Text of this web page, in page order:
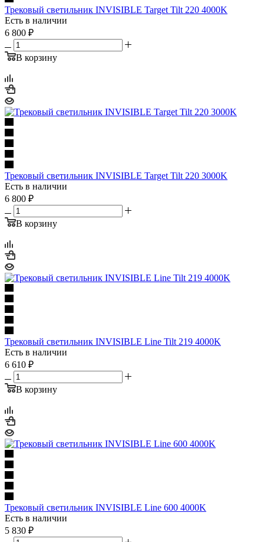
Трековый светильник INVISIBLE Target Tilt 220 4000K
Есть в наличии
6 800 ₽
В корзину
Трековый светильник INVISIBLE Target Tilt 220 3000K
Есть в наличии
6 800 ₽
В корзину
Трековый светильник INVISIBLE Line Tilt 219 4000K
Есть в наличии
6 610 ₽
В корзину
Трековый светильник INVISIBLE Line 600 4000K
Есть в наличии
5 830 ₽